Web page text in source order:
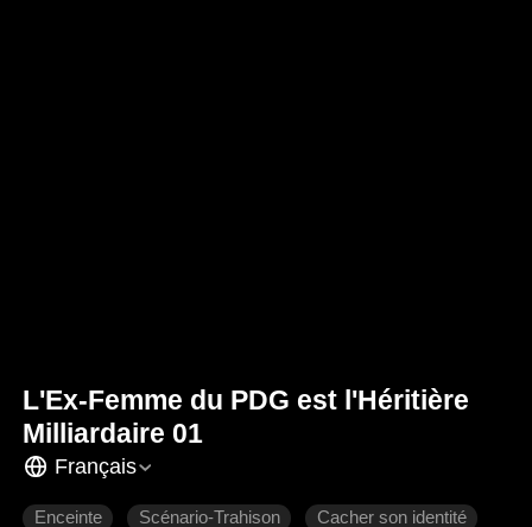
L'Ex-Femme du PDG est l'Héritière
Milliardaire 01
Français
Enceinte Scénario-Trahison Cacher son identité